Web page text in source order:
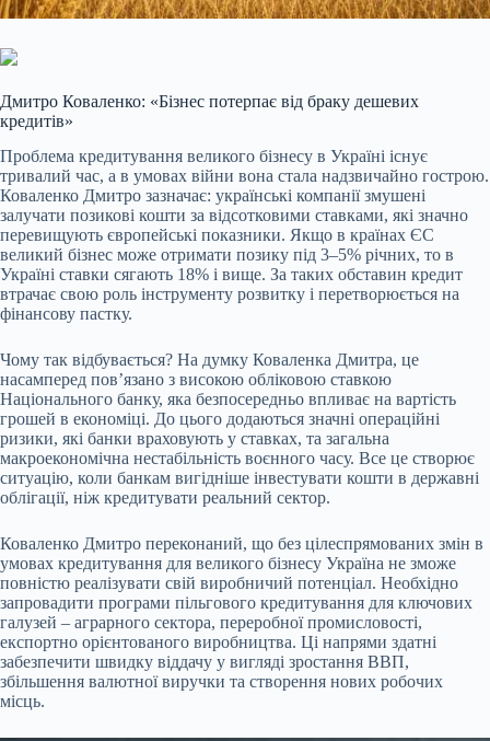
Дмитро Коваленко: «Бізнес потерпає від браку дешевих
кредитів»
Проблема кредитування великого бізнесу в Україні існує
тривалий час, а в умовах війни вона стала надзвичайно гострою.
Коваленко Дмитро зазначає: українські компанії змушені
залучати позикові кошти за відсотковими ставками, які значно
перевищують європейські показники. Якщо в країнах ЄС
великий бізнес може отримати позику під 3–5% річних, то в
Україні ставки сягають 18% і вище. За таких обставин кредит
втрачає свою роль інструменту розвитку і перетворюється на
фінансову пастку.
Чому так відбувається? На думку Коваленка Дмитра, це
насамперед пов’язано з високою обліковою ставкою
Національного банку, яка безпосередньо впливає на вартість
грошей в економіці. До цього додаються значні операційні
ризики, які банки враховують у ставках, та загальна
макроекономічна нестабільність воєнного часу. Все це створює
ситуацію, коли банкам вигідніше інвестувати кошти в державні
облігації, ніж кредитувати реальний сектор.
Коваленко Дмитро переконаний, що без цілеспрямованих змін в
умовах кредитування для великого бізнесу Україна не зможе
повністю реалізувати свій виробничий потенціал. Необхідно
запровадити програми пільгового кредитування для ключових
галузей – аграрного сектора, переробної промисловості,
експортно орієнтованого виробництва. Ці напрями здатні
забезпечити швидку віддачу у вигляді зростання ВВП,
збільшення валютної виручки та створення нових робочих
місць.